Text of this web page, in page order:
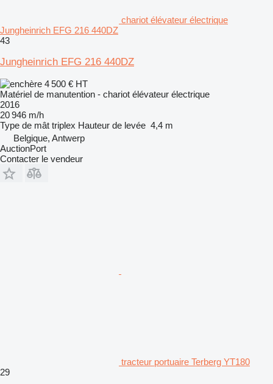
chariot élévateur électrique
Jungheinrich EFG 216 440DZ
43
Jungheinrich EFG 216 440DZ
4 500 € HT
Matériel de manutention - chariot élévateur électrique
2016
20 946 m/h
Type de mât triplex Hauteur de levée 4,4 m
Belgique, Antwerp
AuctionPort
Contacter le vendeur
tracteur portuaire Terberg YT180
29